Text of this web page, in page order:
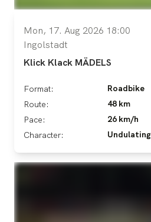
Mon, 17. Aug 2026 18:00
Ingolstadt
Klick Klack MÄDELS
Format:
Roadbike
Route:
48 km
Pace:
26 km/h
Character:
Undulating